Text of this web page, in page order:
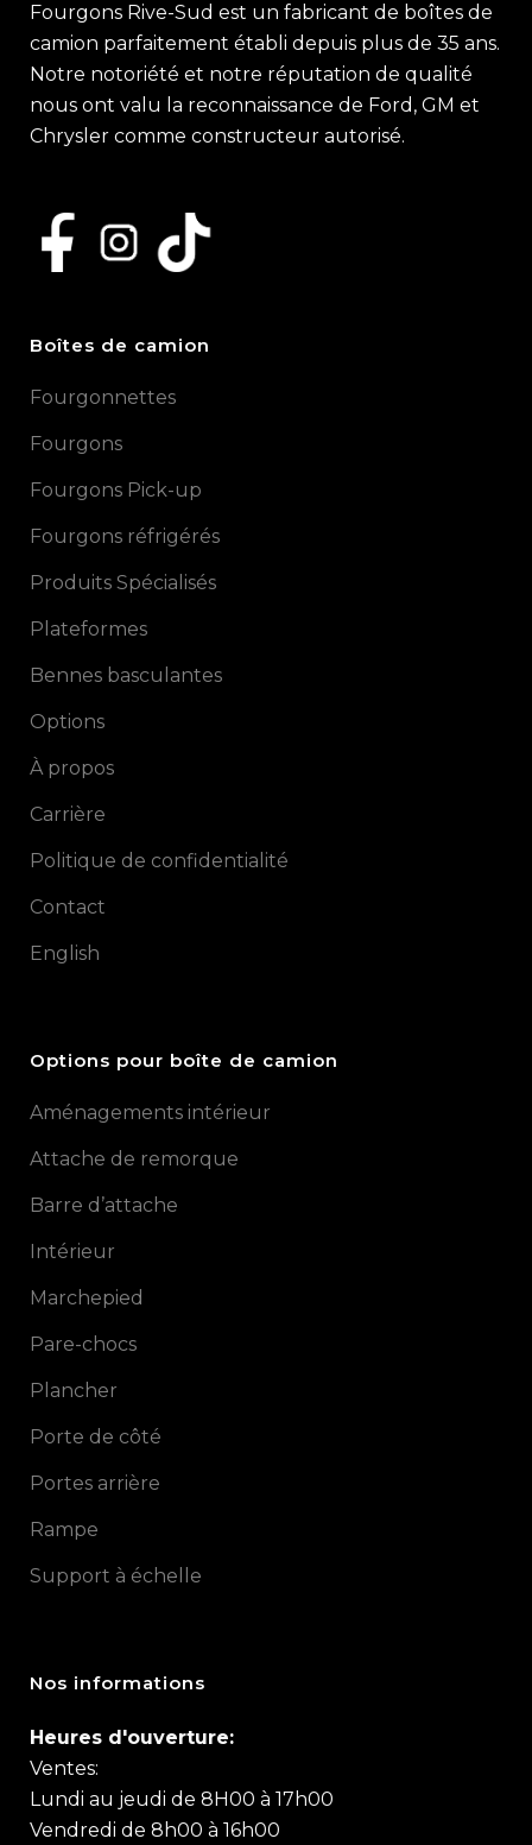
Fourgons Rive-Sud est un fabricant de boîtes de
camion parfaitement établi depuis plus de 35 ans.
Notre notoriété et notre réputation de qualité
nous ont valu la reconnaissance de Ford, GM et
Chrysler comme constructeur autorisé.
Boîtes de camion
Fourgonnettes
Fourgons
Fourgons Pick-up
Fourgons réfrigérés
Produits Spécialisés
Plateformes
Bennes basculantes
Options
À propos
Carrière
Politique de confidentialité
Contact
English
Options pour boîte de camion
Aménagements intérieur
Attache de remorque
Barre d’attache
Intérieur
Marchepied
Pare-chocs
Plancher
Porte de côté
Portes arrière
Rampe
Support à échelle
Nos informations
Heures d'ouverture:
Ventes:
Lundi au jeudi de 8H00 à 17h00
Vendredi de 8h00 à 16h00